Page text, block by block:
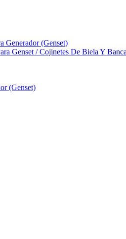
Generador (Genset)
Genset / Cojinetes De Biela Y
(Genset)